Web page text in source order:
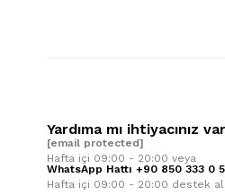
Yardıma mı ihtiyacınız
[email protected]
Hafta içi 09:00 - 20:00 veya
WhatsApp Hattı +90 850 333 0
Hafta içi 09:00 - 20:00 destek